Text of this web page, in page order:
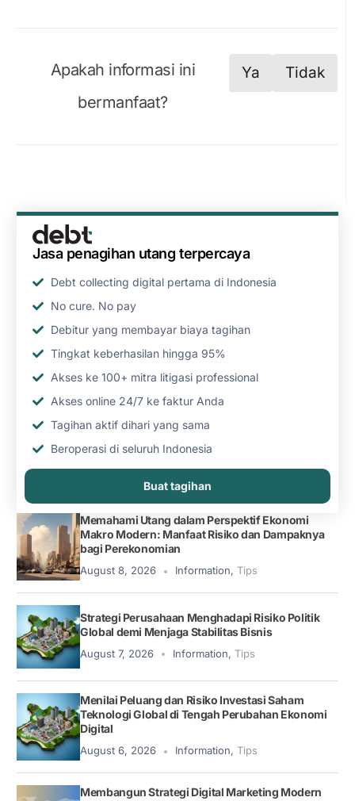
Apakah informasi ini
bermanfaat?
Ya Tidak
Jasa penagihan utang terpercaya
Debt collecting digital pertama di Indonesia
No cure. No pay
Debitur yang membayar biaya tagihan
Tingkat keberhasilan hingga 95%
Akses ke 100+ mitra litigasi professional
Akses online 24/7 ke faktur Anda
Tagihan aktif dihari yang sama
Beroperasi di seluruh Indonesia
Buat tagihan
Memahami Utang dalam Perspektif Ekonomi
Makro Modern: Manfaat Risiko dan Dampaknya
bagi Perekonomian
August 8, 2026 Information, Tips
Strategi Perusahaan Menghadapi Risiko Politik
Global demi Menjaga Stabilitas Bisnis
August 7, 2026 Information, Tips
Menilai Peluang dan Risiko Investasi Saham
Teknologi Global di Tengah Perubahan Ekonomi
Digital
August 6, 2026 Information, Tips
Membangun Strategi Digital Marketing Modern